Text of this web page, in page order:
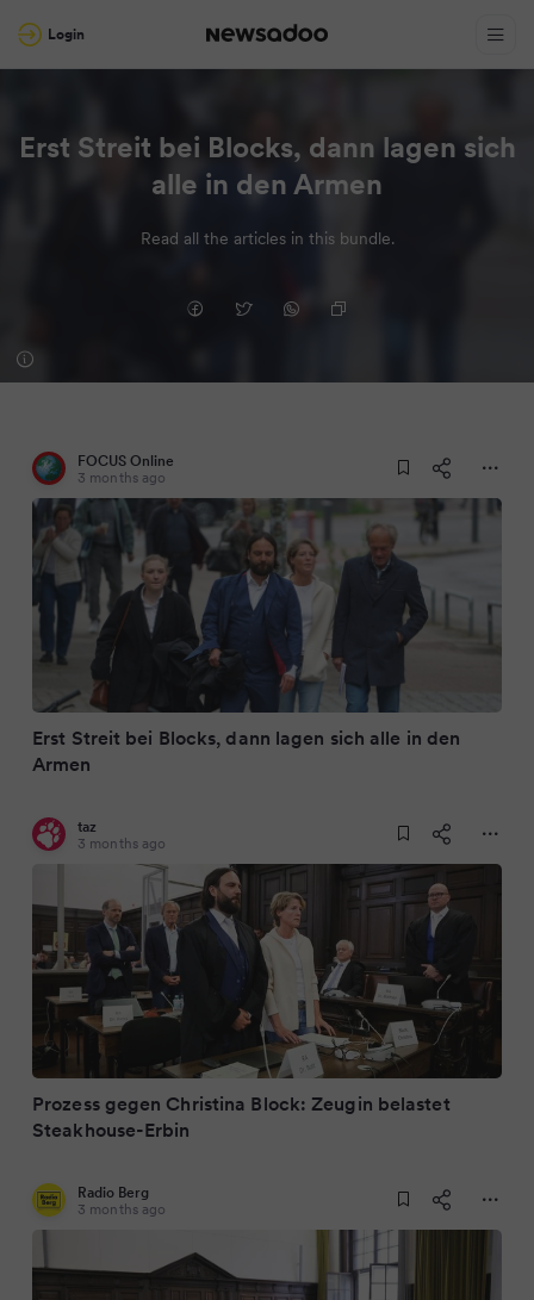
Login
Erst Streit bei Blocks, dann lagen sich
alle in den Armen
Read all the articles in this bundle.
FOCUS Online
3 months ago
Erst Streit bei Blocks, dann lagen sich alle in den
Armen
taz
3 months ago
Prozess gegen Christina Block: Zeugin belastet
Steakhouse-Erbin
Radio Berg
3 months ago